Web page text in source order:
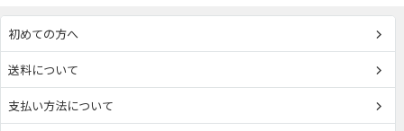
初めての方へ
送料について
支払い方法について